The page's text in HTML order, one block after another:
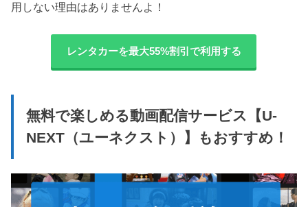
用しない理由はありませんよ！
レンタカーを最大55%割引で利用する
無料で楽しめる動画配信サービス【U-
NEXT（ユーネクスト）】もおすすめ！